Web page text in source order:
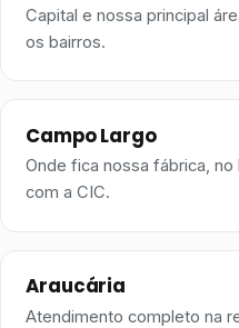
Capital e nossa principal
os bairros.
Campo Largo
Onde fica nossa fábrica,
com a CIC.
Araucária
Atendimento completo na